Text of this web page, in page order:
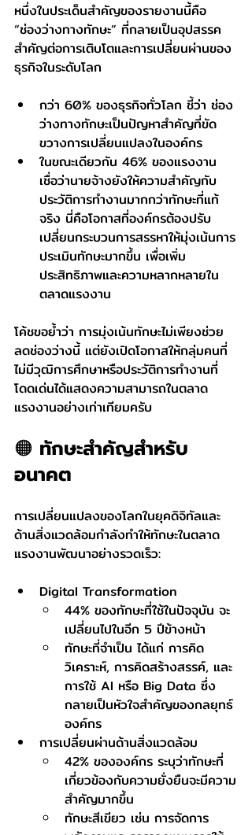
หนึ่งในประเด็นสำคัญของรายงานนี้คือ
“ช่องว่างทางทักษะ” ที่กลายเป็นอุปสรรค
สำคัญต่อการเติบโตและการเปลี่ยนผ่านของ
ธุรกิจในระดับโลก
กว่า 60% ของธุรกิจทั่วโลก ชี้ว่า ช่อง
ว่างทางทักษะเป็นปัญหาสำคัญที่ขัด
ขวางการเปลี่ยนแปลงในองค์กร
ในขณะเดียวกัน 46% ของแรงงาน
เชื่อว่านายจ้างยังให้ความสำคัญกับ
ประวัติการทำงานมากกว่าทักษะที่แท้
จริง นี่คือโอกาสที่องค์กรต้องปรับ
เปลี่ยนกระบวนการสรรหาให้มุ่งเน้นการ
ประเมินทักษะมากขึ้น เพื่อเพิ่ม
ประสิทธิภาพและความหลากหลายใน
ตลาดแรงงาน
โค้ชขอย้ำว่า การมุ่งเน้นทักษะไม่เพียงช่วย
ลดช่องว่างนี้ แต่ยังเปิดโอกาสให้กลุ่มคนที่
ไม่มีวุฒิการศึกษาหรือประวัติการทำงานที่
โดดเด่นได้แสดงความสามารถในตลาด
แรงงานอย่างเท่าเทียมครับ
🟠 ทักษะสำคัญสำหรับ
อนาคต
การเปลี่ยนแปลงของโลกในยุคดิจิทัลและ
ด้านสิ่งแวดล้อมกำลังทำให้ทักษะในตลาด
แรงงานพัฒนาอย่างรวดเร็ว:
Digital Transformation
44% ของทักษะที่ใช้ในปัจจุบัน จะ
เปลี่ยนไปในอีก 5 ปีข้างหน้า
ทักษะที่จำเป็น ได้แก่ การคิด
วิเคราะห์, การคิดสร้างสรรค์, และ
การใช้ AI หรือ Big Data ซึ่ง
กลายเป็นหัวใจสำคัญของกลยุทธ์
องค์กร
การเปลี่ยนผ่านด้านสิ่งแวดล้อม
42% ขององค์กร ระบุว่าทักษะที่
เกี่ยวข้องกับความยั่งยืนจะมีความ
สำคัญมากขึ้น
ทักษะสีเขียว เช่น การจัดการ